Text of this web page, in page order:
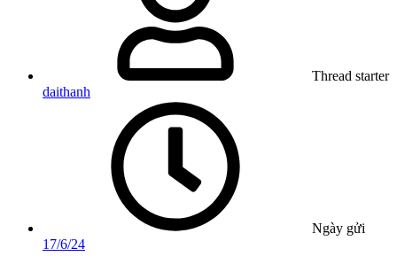
Thread starter
daithanh
Ngày gửi
17/6/24